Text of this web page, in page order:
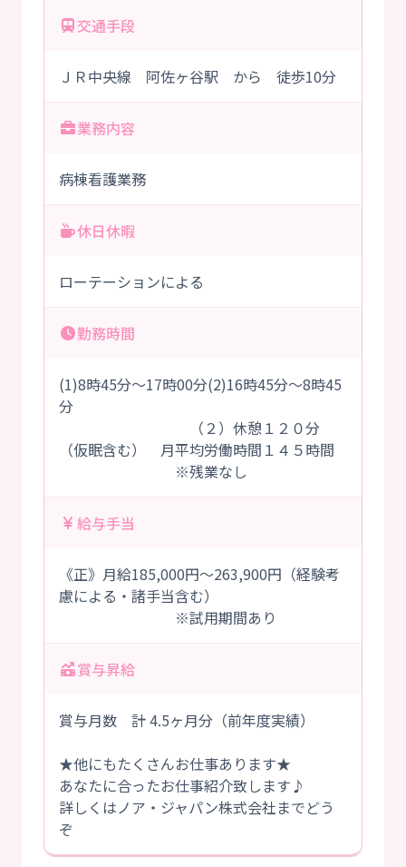
交通手段
ＪＲ中央線 阿佐ヶ谷駅 から 徒歩10分
業務内容
病棟看護業務
休日休暇
ローテーションによる
勤務時間
(1)8時45分～17時00分(2)16時45分～8時45
分
（２）休憩１２０分
（仮眠含む） 月平均労働時間１４５時間
※残業なし
給与手当
《正》月給185,000円～263,900円（経験考
慮による・諸手当含む）
※試用期間あり
賞与昇給
賞与月数 計 4.5ヶ月分（前年度実績）
★他にもたくさんお仕事あります★
あなたに合ったお仕事紹介致します♪
詳しくはノア・ジャパン株式会社までどう
ぞ